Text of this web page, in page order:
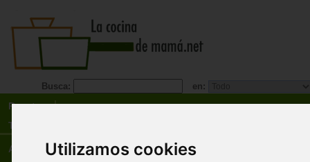
Utilizamos cookies
Busca: en:
Recetas
Tienda
Actualidad